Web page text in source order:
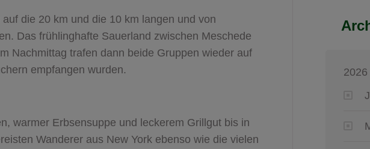
die 20 km und die 10 km langen und von
Das frühlinghafte Sauerland zwischen Meschede
Nachmittag trafen dann beide Gruppen wieder auf
empfangen wurden.
warmer Erbsensuppe und leckerem Grillgut bis in
Wanderer aus New York ebenso wie die vielen
2026